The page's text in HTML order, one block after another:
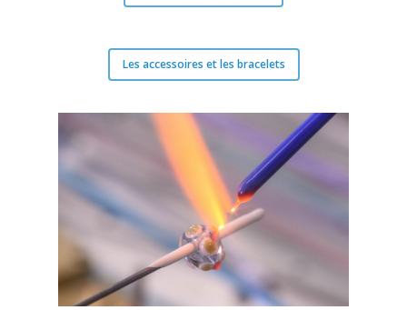
Les accessoires et les bracelets